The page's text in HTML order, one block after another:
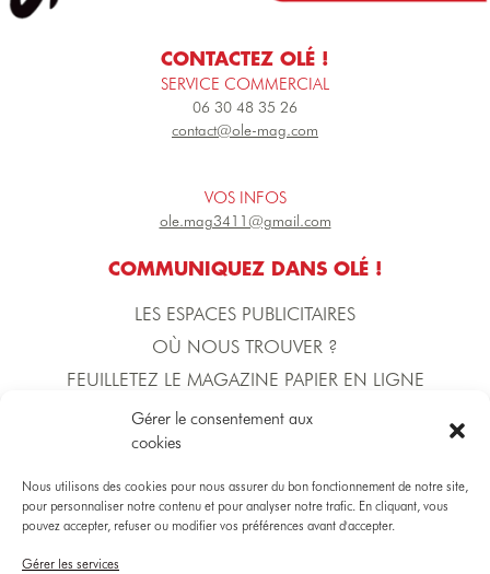
Gérer le consentement aux
cookies
Nous utilisons des cookies pour nous assurer du bon fonctionnement de notre site,
pour personnaliser notre contenu et pour analyser notre trafic. En cliquant, vous
pouvez accepter, refuser ou modifier vos préférences avant d'accepter.
Gérer les services
CONTACTEZ OLÉ !
SERVICE COMMERCIAL
06 30 48 35 26
contact@ole-mag.com
VOS INFOS
ole.mag3411@gmail.com
COMMUNIQUEZ DANS OLÉ !
LES ESPACES PUBLICITAIRES
OÙ NOUS TROUVER ?
FEUILLETEZ LE MAGAZINE PAPIER EN LIGNE
L'ÉQUIPE D'OLÉ !
DIRECTION DE LA PUBLICATION
Yoann BECERRA